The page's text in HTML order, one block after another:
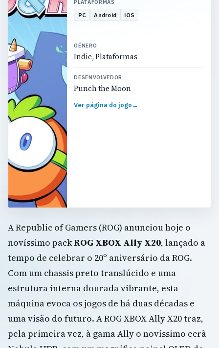
PLATAFORMAS
PC Android iOS
GÉNERO
Indie, Plataformas
DESENVOLVEDOR
Punch the Moon
Ver página do jogo→
A Republic of Gamers (ROG) anunciou hoje o
novíssimo packROG XBOX Ally X20, lançado a
tempo de celebrar o 20º aniversário da ROG.
Com um chassis preto translúcido e uma
estrutura interna dourada vibrante, esta
máquina evoca os jogos de há duas décadas e
uma visão do futuro. A ROG XBOX Ally X20 traz,
pela primeira vez, à gama Ally o novíssimo ecrã